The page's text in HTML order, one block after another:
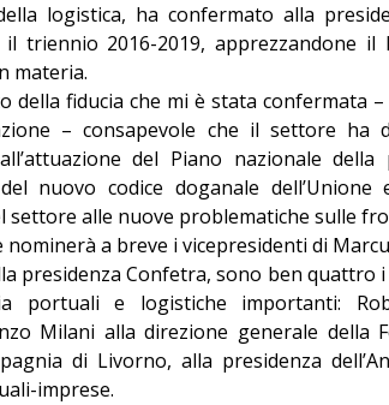
logistica, ha confermato alla
il triennio 2016-2019, apprezzandone
materia.
della fiducia che mi è stata confermata
– consapevole che il settore ha
del Piano nazionale
nuovo codice doganale
settore alle nuove problematiche sulle
a breve i vicepresidenti di
presidenza Confetra, sono ben quattro
portuali e logistiche importanti:
Milani alla direzione generale della
di Livorno, alla presidenza
imprese.